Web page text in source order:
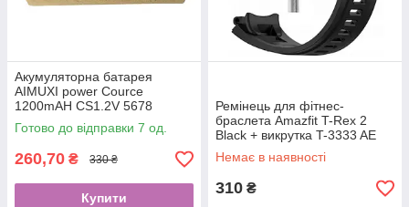
Акумуляторна батарея
AIMUXI power Cource
1200mAH CS1.2V 5678
Готово до відправки 7 од.
260,70 ₴ 330 ₴
Купити
Ремінець для фітнес-
браслета Amazfit T-Rex 2
Black + викрутка T-3333 AE
Немає в наявності
310 ₴